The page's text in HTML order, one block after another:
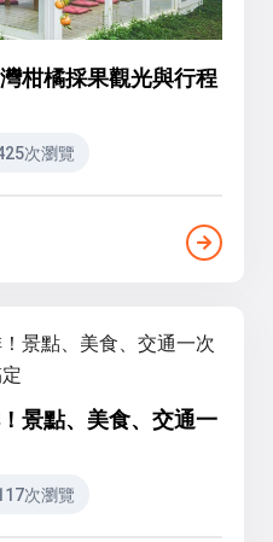
柑橘採果觀光與行程
次瀏覽
景點、美食、交通一
次瀏覽